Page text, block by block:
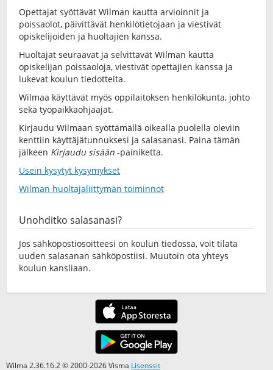
Opettajat syöttävät Wilman kautta arvioinnit ja
poissaolot, päivittävät henkilötietojaan ja viestivät
opiskelijoiden ja huoltajien kanssa.
Huoltajat seuraavat ja selvittävät Wilman kautta
opiskelijan poissaoloja, viestivät opettajien kanssa ja
lukevat koulun tiedotteita.
Wilmaa käyttävät myös oppilaitoksen henkilökunta, johto
sekä työpaikkaohjaajat.
Kirjaudu Wilmaan syöttämällä oikealla puolella oleviin
kenttiin käyttäjätunnuksesi ja salasanasi. Paina tämän
jälkeen Kirjaudu sisään -painiketta.
Usein kysytyt kysymykset
Wilman huoltajaliittymän toiminnot
Unohditko salasanasi?
Jos sähköpostiosoitteesi on koulun tiedossa, voit tilata
uuden salasanan sähköpostiisi. Muutoin ota yhteys
koulun kansliaan.
Wilma 2.36.16.2 © 2000-2026 Visma Lisenssit